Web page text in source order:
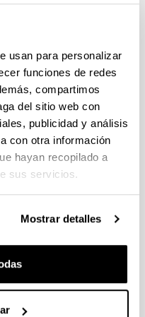
usan para personalizar
funciones de redes
compartimos
del sitio web con
publicidad y análisis
con otra información
hayan recopilado a
sus servicios.
Mostrar detalles
juego
pónganse en
Investigación en el
indicando
del juego 2023” o
El plazo interno estará
para impresión
03/2023 - 29/03/2023
implementación de la
Sostenible-2023